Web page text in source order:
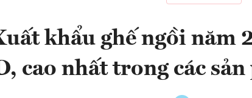
khẩu ghế ngồi năm
cao nhất trong các